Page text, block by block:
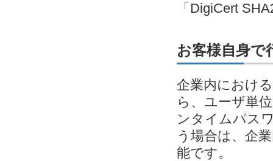
「DigiCert
お客様自身で
企業内におけ
ら、ユーザ単
ンタイムパス
う場合は、企
能です。